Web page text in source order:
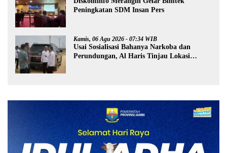
Peningkatan SDM Insan Pers
Kamis, 06 Agu 2026 - 07:34 WIB
Usai Sosialisasi Bahanya Narkoba dan
Perundungan, Al Haris Tinjau Lokasi